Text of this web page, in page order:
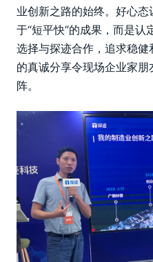
业创新之路的始终。好心
于“短平快”的成果，而是
选择与探迹合作，追求稳
的真诚分享令现场企业家
阵。